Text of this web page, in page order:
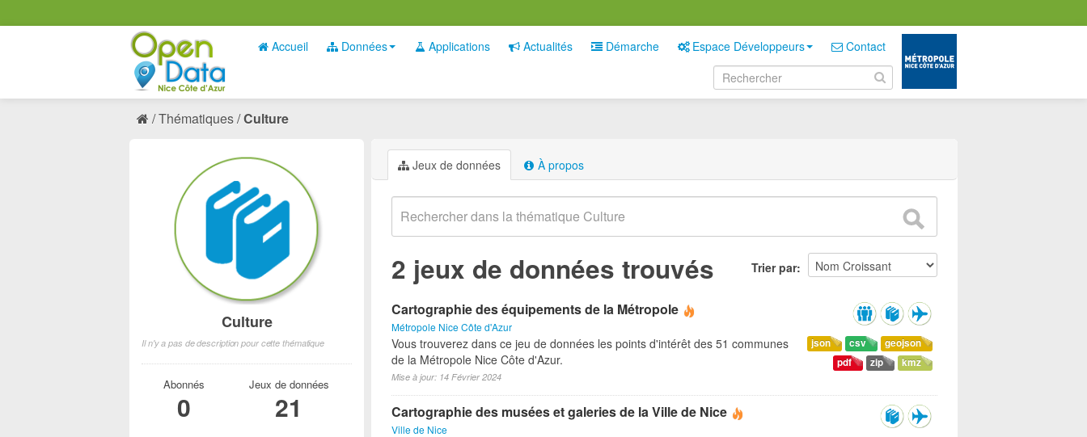
Accueil Données Applications Actualités Démarche Espace Développeurs Contact
Thématiques Culture
Jeux de données À propos
Trier par
2 jeux de données trouvés
Cartographie des équipements de la Métropole
Métropole Nice Côte d'Azur
geojson
csv
json
kmz
zip
pdf
Vous trouverez dans ce jeu de données les points d'intérêt des 51 communes
de la Métropole Nice Côte d'Azur.
Mise à jour: 14 Février 2024
Cartographie des musées et galeries de la Ville de Nice
Ville de Nice
Culture
Il n'y a pas de description pour cette thématique
Abonnés
0
Jeux de données
21